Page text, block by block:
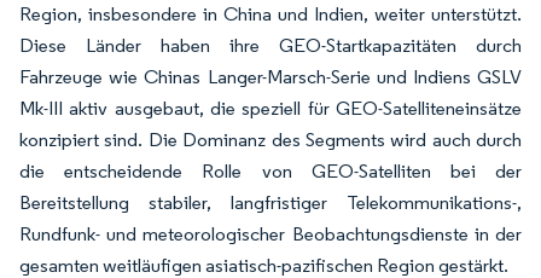
Region, insbesondere in China und Indien, weiter unterstützt.
Diese Länder haben ihre GEO-Startkapazitäten durch
Fahrzeuge wie Chinas Langer-Marsch-Serie und Indiens GSLV
Mk-III aktiv ausgebaut, die speziell für GEO-Satelliteneinsätze
konzipiert sind. Die Dominanz des Segments wird auch durch
die entscheidende Rolle von GEO-Satelliten bei der
Bereitstellung stabiler, langfristiger Telekommunikations-,
Rundfunk- und meteorologischer Beobachtungsdienste in der
gesamten weitläufigen asiatisch-pazifischen Region gestärkt.